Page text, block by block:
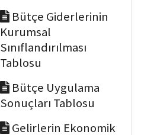
Bütçe Giderlerinin
Kurumsal
Sınıflandırılması
Tablosu
Bütçe Uygulama
Sonuçları Tablosu
Gelirlerin Ekonomik